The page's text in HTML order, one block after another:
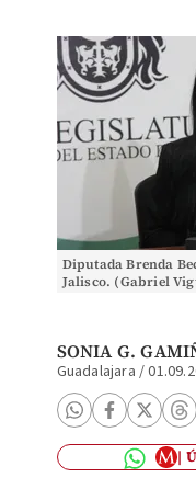
Diputada Brenda
Jalisco. (Gabriel
SONIA G.
Guadalajara /